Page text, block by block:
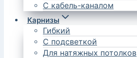
С кабель-каналом
Карнизы
Гибкий
С подсветкой
Для натяжных потолков